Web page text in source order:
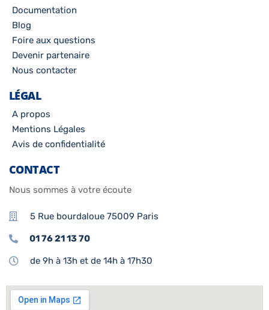
Documentation
Blog
Foire aux questions
Devenir partenaire
Nous contacter
LÉGAL
A propos
Mentions Légales
Avis de confidentialité
CONTACT
Nous sommes à votre écoute
5 Rue bourdaloue 75009 Paris
01 76 21 13 70
de 9h à 13h et de 14h à 17h30